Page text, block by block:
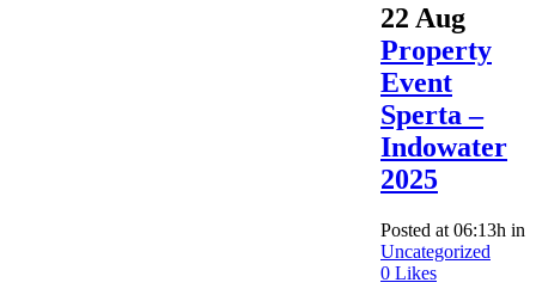
22 Aug
Property
Event
Sperta –
Indowater
2025
Posted at 06:13h in
Uncategorized
0 Likes